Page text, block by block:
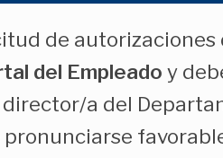
de
del Empleado y
a del